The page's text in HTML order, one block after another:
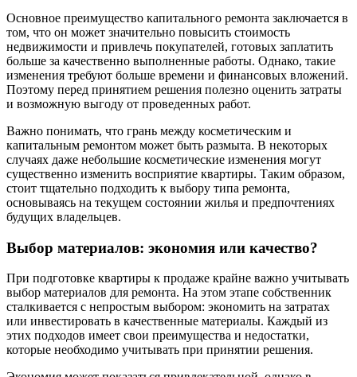
Основное преимущество капитального ремонта заключается в
том, что он может значительно повысить стоимость
недвижимости и привлечь покупателей, готовых заплатить
больше за качественно выполненные работы. Однако, такие
изменения требуют больше времени и финансовых вложений.
Поэтому перед принятием решения полезно оценить затраты
и возможную выгоду от проведенных работ.
Важно понимать, что грань между косметическим и
капитальным ремонтом может быть размыта. В некоторых
случаях даже небольшие косметические изменения могут
существенно изменить восприятие квартиры. Таким образом,
стоит тщательно подходить к выбору типа ремонта,
основываясь на текущем состоянии жилья и предпочтениях
будущих владельцев.
Выбор материалов: экономия или качество?
При подготовке квартиры к продаже крайне важно учитывать
выбор материалов для ремонта. На этом этапе собственник
сталкивается с непростым выбором: экономить на затратах
или инвестировать в качественные материалы. Каждый из
этих подходов имеет свои преимущества и недостатки,
которые необходимо учитывать при принятии решения.